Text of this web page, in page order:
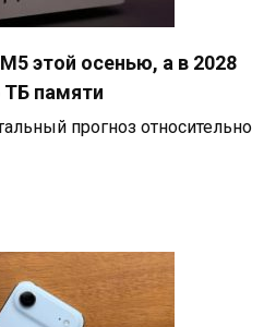
этой осенью, а в 2028
ТБ памяти
прогноз относительно